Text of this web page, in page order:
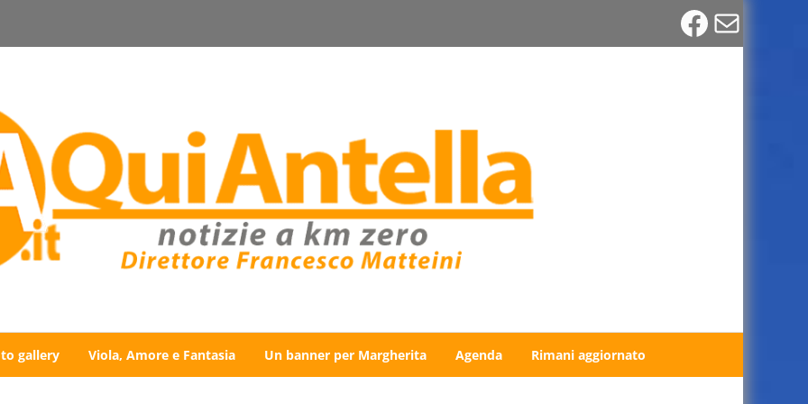
Email
gallery Viola, Amore e Fantasia Un banner per Margherita Agenda Rimani aggiornato